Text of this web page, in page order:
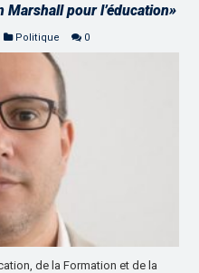
pour l’éducation»
Politique 0
de la Formation et de la